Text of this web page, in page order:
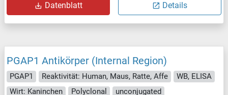
Datenblatt Details
PGAP1 Antikörper (Internal Region)
PGAP1 Reaktivität: Human, Maus, Ratte, Affe
WB, ELISA
Wirt: Kaninchen
Polyclonal unconjugated